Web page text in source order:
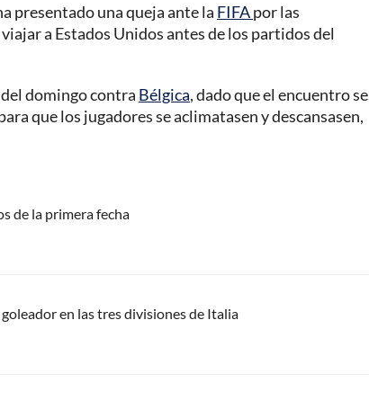
presentado una queja ante la FIFApor las
a Estados Unidos antes de los partidos del
domingo contra Bélgica, dado que el encuentro se
que los jugadores se aclimatasen y descansasen,
de la primera fecha
en las tres divisiones de Italia